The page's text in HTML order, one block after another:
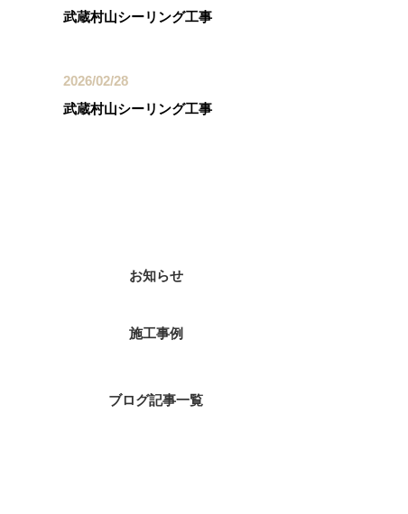
武蔵村山シーリング工事
2026/02/28
武蔵村山シーリング工事
お知らせ
施工事例
ブログ記事一覧